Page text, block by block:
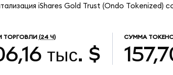
iShares Gold Trust (Ondo Tokenized)
ТОРГОВЛИ (24 Ч)
тыс. $
СУММА